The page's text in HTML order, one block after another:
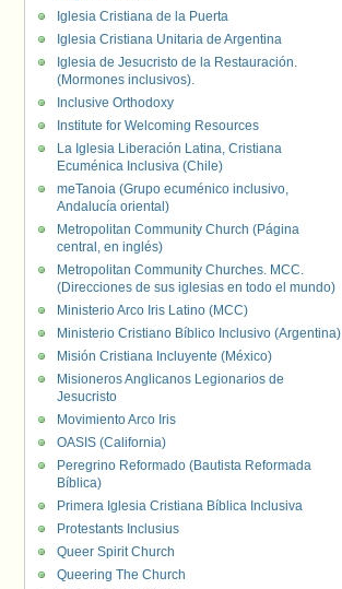
Iglesia Cristiana de la Puerta
Iglesia Cristiana Unitaria de Argentina
Iglesia de Jesucristo de la Restauración.
(Mormones inclusivos).
Inclusive Orthodoxy
Institute for Welcoming Resources
La Iglesia Liberación Latina, Cristiana
Ecuménica Inclusiva (Chile)
meTanoia (Grupo ecuménico inclusivo,
Andalucía oriental)
Metropolitan Community Church (Página
central, en inglés)
Metropolitan Community Churches. MCC.
(Direcciones de sus iglesias en todo el mundo)
Ministerio Arco Iris Latino (MCC)
Ministerio Cristiano Bíblico Inclusivo (Argentina)
Misión Cristiana Incluyente (México)
Misioneros Anglicanos Legionarios de
Jesucristo
Movimiento Arco Iris
OASIS (California)
Peregrino Reformado (Bautista Reformada
Bíblica)
Primera Iglesia Cristiana Bíblica Inclusiva
Protestants Inclusius
Queer Spirit Church
Queering The Church